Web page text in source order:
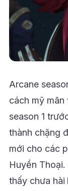
Arcane
cách mỹ
season 1
thành chặng
mới cho các
Huyền
thấy chưa hài